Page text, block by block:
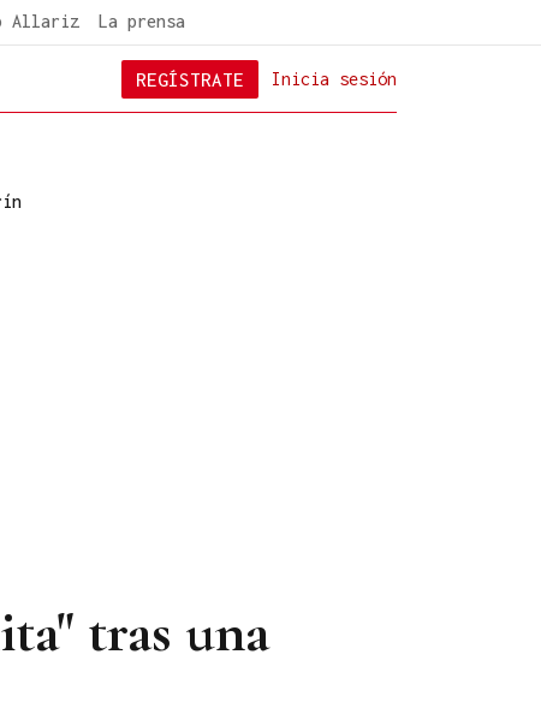
Allariz La prensa
Inicia sesión
REGÍSTRATE
tras una